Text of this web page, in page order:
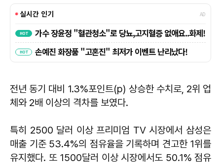
전년 동기 대비 1.3%포인트(p) 상승한 수치로, 2위 업
체와 2배 이상의 격차를 보였다.
특히 2500 달러 이상 프리미엄 TV 시장에서 삼성은
매출 기준 53.4%의 점유율을 기록하며 견고한 1위를
유지했다. 또 1500달러 이상 시장에서도 50.1% 점유